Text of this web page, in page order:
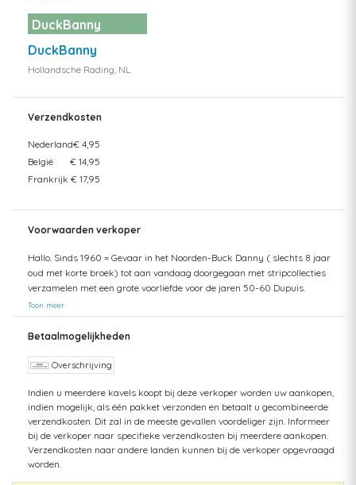
DuckBanny
DuckBanny
Hollandsche Rading, NL
Verzendkosten
Nederland€ 4,95
België
€ 14,95
Frankrijk € 17,95
Voorwaarden verkoper
Hallo. Sinds 1960 = Gevaar in het Noorden-Buck Danny ( slechts 8 jaar
oud met korte broek) tot aan vandaag doorgegaan met stripcollecties
verzamelen met een grote voorliefde voor de jaren 50-60 Dupuis.
Helaas mijn zolder gaat bezwijken onder het gewicht. Dus opruimen.
Opsturen gaat met Post.nl =Track en Trace Nederland = tot aan 10 kg :
8,25 - tot aan 30 kg : 15- Post.nl België = tot aan 2 kg: 14,50 - tot aan 5
Dit geldt ook voor Frankrijk. Denk daarbij goed aan het verschil in
Toon meer
Betaalmogelijkheden
Overschrijving
Indien u meerdere kavels koopt bij deze verkoper worden uw aankopen,
indien mogelijk, als één pakket verzonden en betaalt u gecombineerde
verzendkosten. Dit zal in de meeste gevallen voordeliger zijn. Informeer
bij de verkoper naar specifieke verzendkosten bij meerdere aankopen.
Verzendkosten naar andere landen kunnen bij de verkoper opgevraagd
worden.